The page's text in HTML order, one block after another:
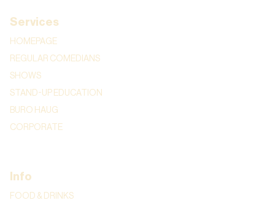
Services
HOMEPAGE
REGULAR COMEDIANS
SHOWS
STAND-UP EDUCATION
BURO HAUG
CORPORATE
Info
FOOD & DRINKS